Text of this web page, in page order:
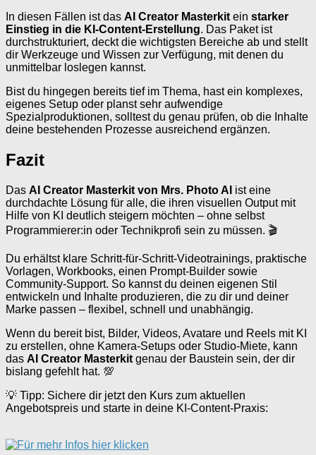
In diesen Fällen ist das AI Creator Masterkit ein starker
Einstieg in die KI-Content-Erstellung. Das Paket ist
durchstrukturiert, deckt die wichtigsten Bereiche ab und stellt
dir Werkzeuge und Wissen zur Verfügung, mit denen du
unmittelbar loslegen kannst.
Bist du hingegen bereits tief im Thema, hast ein komplexes,
eigenes Setup oder planst sehr aufwendige
Spezialproduktionen, solltest du genau prüfen, ob die Inhalte
deine bestehenden Prozesse ausreichend ergänzen.
Fazit
Das AI Creator Masterkit von Mrs. Photo AI ist eine
durchdachte Lösung für alle, die ihren visuellen Output mit
Hilfe von KI deutlich steigern möchten – ohne selbst
Programmierer:in oder Technikprofi sein zu müssen. 🎬
Du erhältst klare Schritt-für-Schritt-Videotrainings, praktische
Vorlagen, Workbooks, einen Prompt-Builder sowie
Community-Support. So kannst du deinen eigenen Stil
entwickeln und Inhalte produzieren, die zu dir und deiner
Marke passen – flexibel, schnell und unabhängig.
Wenn du bereit bist, Bilder, Videos, Avatare und Reels mit KI
zu erstellen, ohne Kamera-Setups oder Studio-Miete, kann
das AI Creator Masterkit genau der Baustein sein, der dir
bislang gefehlt hat. 💯
💡 Tipp: Sichere dir jetzt den Kurs zum aktuellen
Angebotspreis und starte in deine KI-Content-Praxis: